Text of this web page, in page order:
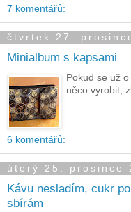
7 komentářů:
čtvrtek 27.
Minialbum s kapsami
Pokud se už
něco vyrobit,
6 komentářů:
úterý 25. prosince
Kávu nesladím, cukr
sbírám